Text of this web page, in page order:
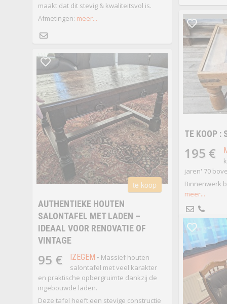
maakt dat dit stevig & kwaliteitsvol is.
Afmetingen: meer...
TE KOOP :
195 €
jaren' 70
Binnenwerk
meer...
te koop
AUTHENTIEKE HOUTEN
SALONTAFEL MET LADEN –
IDEAAL VOOR RENOVATIE OF
VINTAGE
95 € IZEGEM • Massief houten
salontafel met veel karakter
en praktische opbergruimte dankzij de
ingebouwde laden.
Deze tafel heeft een stevige constructie